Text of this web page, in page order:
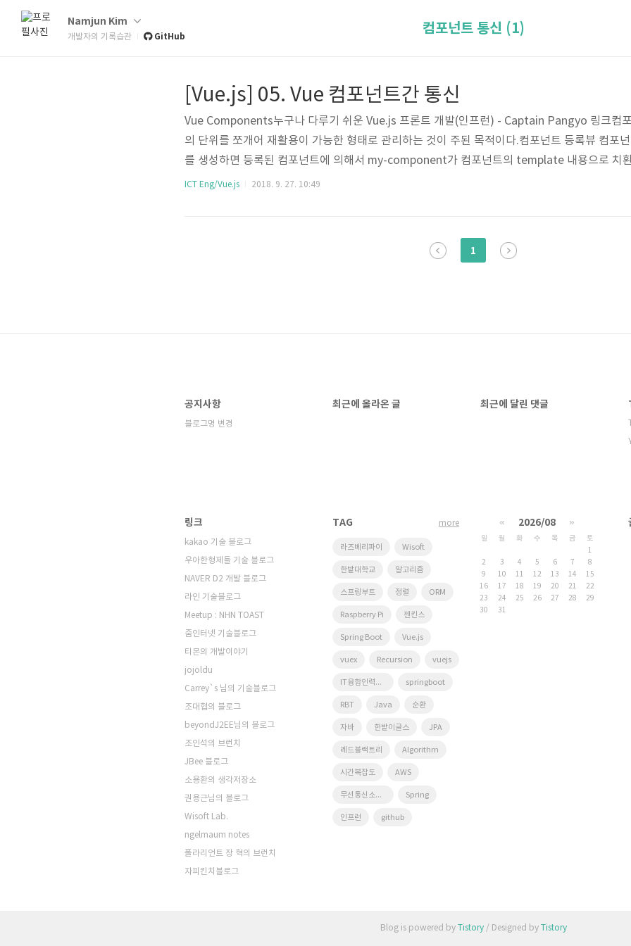
Namjun Kim
개발자의 기록습관 GitHub 컴포넌트 통신 (1)
[Vue.js] 05. Vue 컴포넌트간 통신
Vue Components누구나 다루기 쉬운 Vue.js 프론트 개발(인프런) - Captain Pangyo 링크컴
의 단위를 쪼개어 재활용이 가능한 형태로 관리하는 것이 주된 목적이다.컴포넌트 등록뷰 컴포
를 생성하면 등록된 컴포넌트에 의해서 my-component가 컴포넌트의 template 내용으로 치
34567891011121314151617181920212223 Vue Sample Parent Component
ICT Eng/Vue.js 2018. 9. 27. 10:49
1
공지사항
블로그명 변경
최근에 올라온 글 최근에 달린 댓글
링크
kakao 기술 블로그
우아한형제들 기술 블로그
NAVER D2 개발 블로그
라인 기술블로그
Meetup : NHN TOAST
줌인터넷 기술블로그
티몬의 개발이야기
jojoldu
Carrey`s 님의 기술블로그
조대협의 블로그
beyondJ2EE님의 블로그
조인석의 브런치
JBee 블로그
소용환의 생각저장소
권용근님의 블로그
Wisoft Lab.
ngelmaum notes
폴라리언트 장 혁의 브런치
자피킨치블로그
TAG
라즈베리파이 Wisoft
한밭대학교 알고리즘
스프링부트 정렬 ORM
Raspberry Pi 젠킨스
Spring Boot Vue.js
vuex Recursion vuejs
IT융합인력양성사업단 springboot
RBT Java 순환
자바 한밭이글스 JPA
레드블랙트리 Algorithm
시간복잡도 AWS
무선통신소프트웨어연구실 Spring
인프런 github
more « 2026/08 »
일 월 화 수 목 금
토
1
2
3 4 5 6 7
8
9
10 11 12 13 14
15
16
17 18 19 20 21
22
23
24 25 26 27 28
29
30
31
Blog is powered by Tistory/ Designed by Tistory